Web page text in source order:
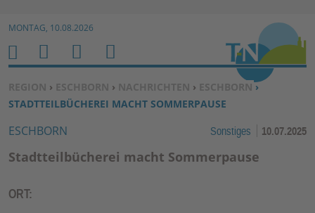
Zum Inhalt springen ↓
MONTAG, 10.08.2026
SIE BEFINDEN SICH HIER:
REGION › ESCHBORN › NACHRICHTEN › ESCHBORN›
STADTTEILBÜCHEREI MACHT SOMMERPAUSE
ESCHBORN Sonstiges 10.07.2025
Stadtteilbücherei macht Sommerpause
ORT:
H
O
M
E
M
E
N
U
S
U
C
N
B
E
N
Z